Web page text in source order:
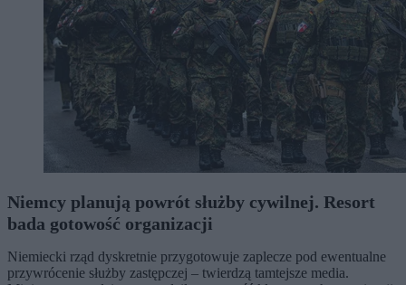
Niemcy planują powrót służby cywilnej. Resort
bada gotowość organizacji
Niemiecki rząd dyskretnie przygotowuje zaplecze pod ewentualne
przywrócenie służby zastępczej – twierdzą tamtejsze media.